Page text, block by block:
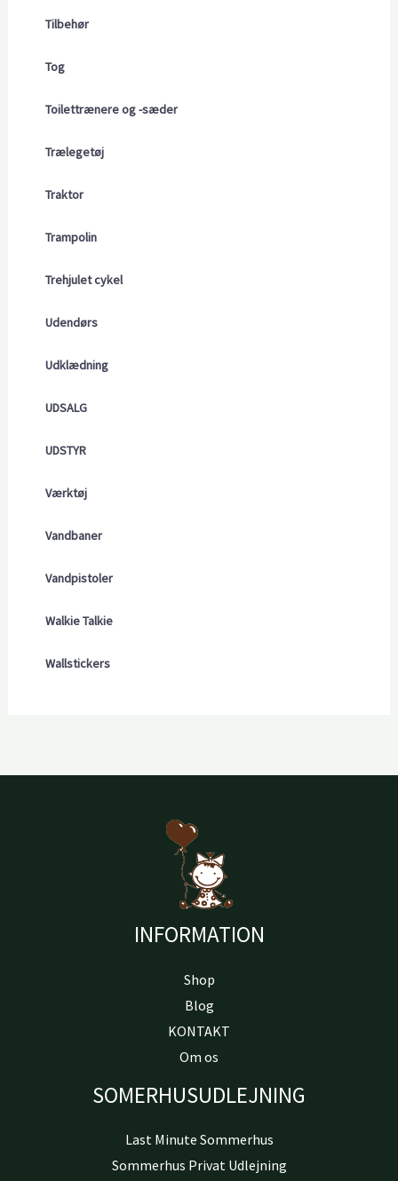
Tilbehør
Tog
Toilettrænere og -sæder
Trælegetøj
Traktor
Trampolin
Trehjulet cykel
Udendørs
Udklædning
UDSALG
UDSTYR
Værktøj
Vandbaner
Vandpistoler
Walkie Talkie
Wallstickers
INFORMATION
Shop
Blog
KONTAKT
Om os
SOMERHUSUDLEJNING
Last Minute Sommerhus
Sommerhus Privat Udlejning